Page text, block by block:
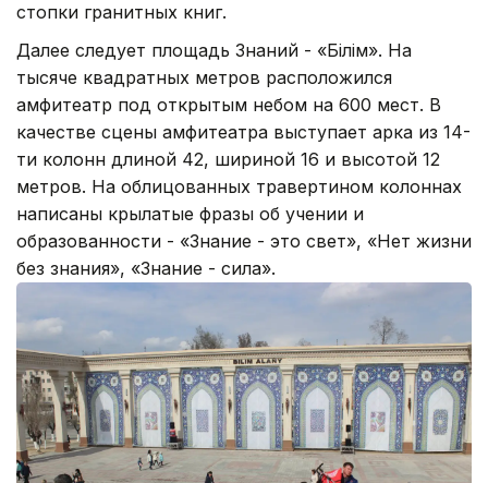
стопки гранитных книг.
Далее следует площадь Знаний - «Білім». На
тысяче квадратных метров расположился
амфитеатр под открытым небом на 600 мест. В
качестве сцены амфитеатра выступает арка из 14-
ти колонн длиной 42, шириной 16 и высотой 12
метров. На облицованных травертином колоннах
написаны крылатые фразы об учении и
образованности - «Знание - это свет», «Нет жизни
без знания», «Знание - сила».